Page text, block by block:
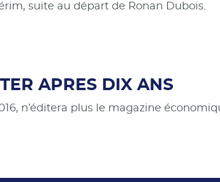
suite au départ de Ronan Dubois.
APRES DIX ANS
n’éditera plus le magazine